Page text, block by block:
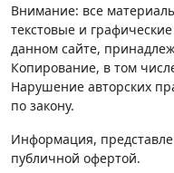
Внимание: все
текстовые и
данном сайте,
Копирование, в том
Нарушение авторских
по закону.
Информация,
публичной офертой.